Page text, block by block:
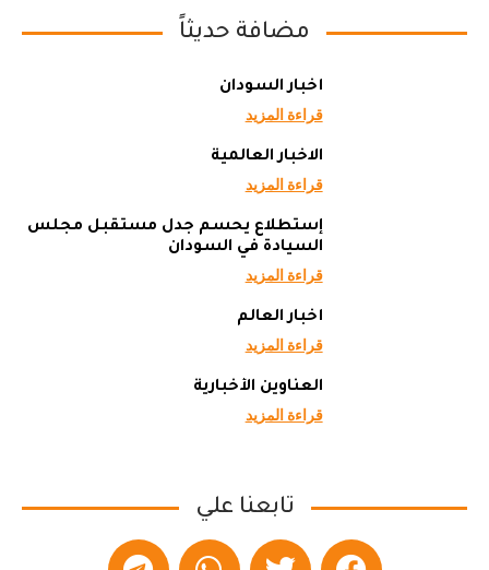
مضافة حديثاً
أخبار السودان
قراءة المزيد
الاخبار العالمية
قراءة المزيد
إستطلاع يحسم جدل مستقبل مجلس
السيادة في السودان
قراءة المزيد
أخبار العالم
قراءة المزيد
العناوين الأخبارية
قراءة المزيد
تابعنا علي